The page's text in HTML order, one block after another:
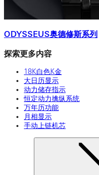
ODYSSEUS奥德修斯系列
探索更多内容
18K白色K金
大日历显示
动力储存指示
恒定动力擒纵系统
万年历功能
月相显示
手动上链机芯